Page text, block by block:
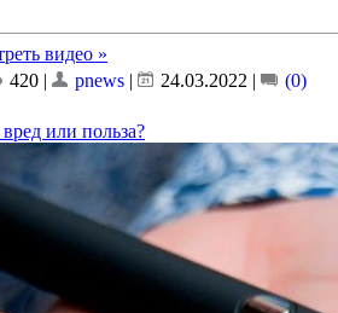
видео »
420 | pnews | 24.03.2022 | (0)
или польза?